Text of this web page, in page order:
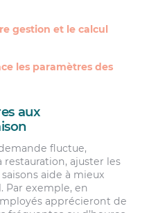
gestion et le calcul
les paramètres des
aux
fluctue,
ajuster les
aide à mieux
Par exemple, en
apprécieront de